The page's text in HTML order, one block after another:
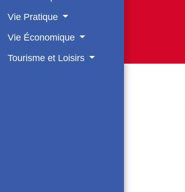
Vie Pratique
Vie Économique
Tourisme et Loisirs